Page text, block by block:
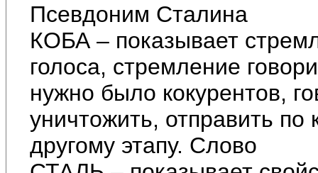
Псевдоним Сталина
КОБА – показывает
голоса, стремление
нужно было кокурентов,
уничтожить, отправить по
другому этапу. Слово